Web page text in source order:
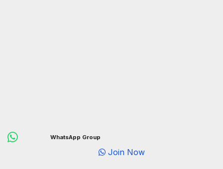
WhatsApp Group
Join Now